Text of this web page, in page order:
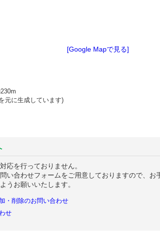
[Google Mapで見る]
元に生成しています)
応を行っておりません。
い合わせフォームをご用意しておりますので、お
うお願いいたします。
・削除のお問い合わせ
せ